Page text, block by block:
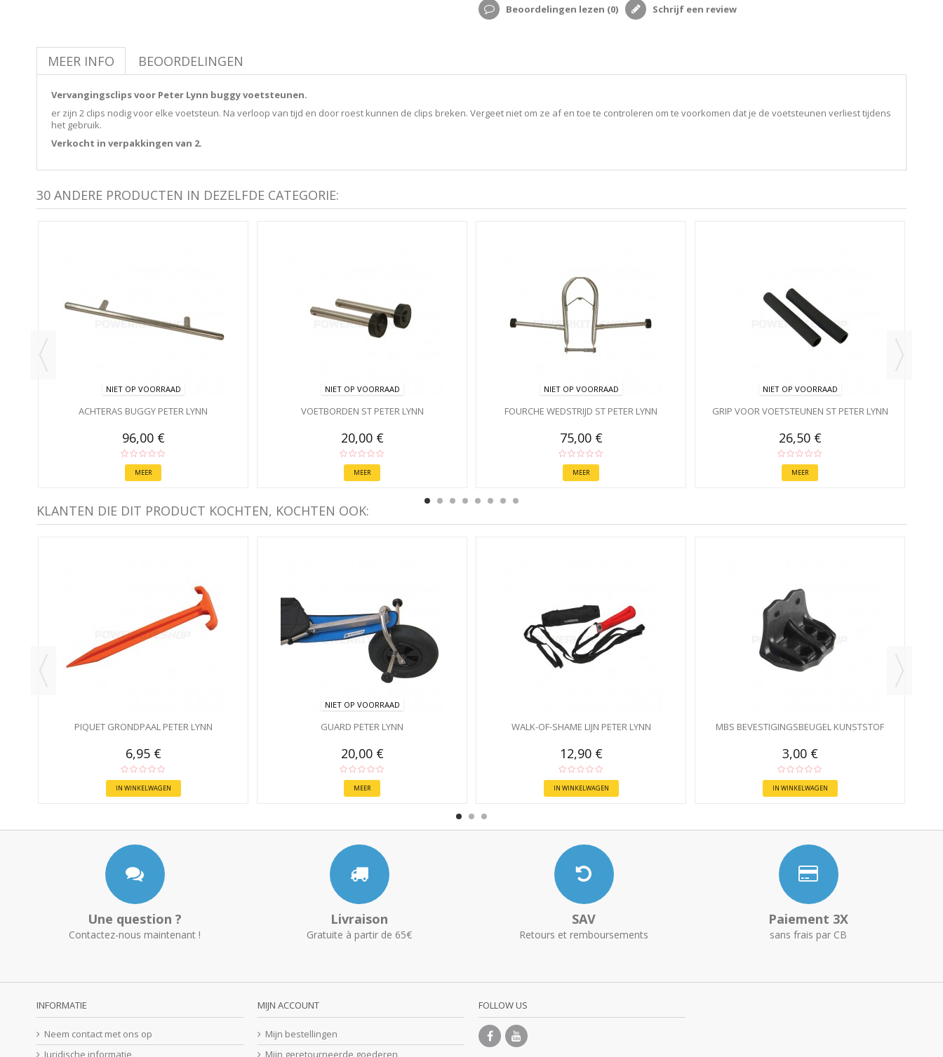
Beoordelingen lezen (0) Schrijf een review
MEER INFO BEOORDELINGEN
Vervangingsclips voor Peter Lynn buggy voetsteunen.
er zijn 2 clips nodig voor elke voetsteun. Na verloop van tijd en door roest kunnen de clips breken. Vergeet niet om ze af en toe te controleren om te voorkomen dat je de voetsteunen verliest tijdens
het gebruik.
Verkocht in verpakkingen van 2.
30 ANDERE PRODUCTEN IN DEZELFDE CATEGORIE:
NIET OP VOORRAAD
ACHTERAS BUGGY PETER LYNN
96,00 €
MEER
NIET OP VOORRAAD
VOETBORDEN ST PETER LYNN
20,00 €
MEER
NIET OP VOORRAAD
FOURCHE WEDSTRIJD ST PETER LYNN
75,00 €
MEER
NIET OP VOORRAAD
GRIP VOOR VOETSTEUNEN ST PETER LYNN
26,50 €
MEER
KLANTEN DIE DIT PRODUCT KOCHTEN, KOCHTEN OOK:
PIQUET GRONDPAAL PETER LYNN
6,95 €
IN WINKELWAGEN
NIET OP VOORRAAD
GUARD PETER LYNN
20,00 €
MEER
WALK-OF-SHAME LIJN PETER LYNN
12,90 €
IN WINKELWAGEN
MBS BEVESTIGINGSBEUGEL KUNSTSTOF
3,00 €
IN WINKELWAGEN
Une question ?
Contactez-nous maintenant !
Livraison
Gratuite à partir de 65€
SAV
Retours et remboursements
Paiement 3X
sans frais par CB
INFORMATIE
Neem contact met ons op
Juridische informatie
MIJN ACCOUNT
Mijn bestellingen
Mijn geretourneerde goederen
FOLLOW US